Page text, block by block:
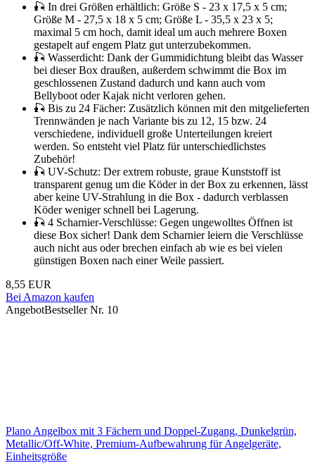
🎣 In drei Größen erhältlich: Größe S - 23 x 17,5 x 5 cm;
Größe M - 27,5 x 18 x 5 cm; Größe L - 35,5 x 23 x 5;
maximal 5 cm hoch, damit ideal um auch mehrere Boxen
gestapelt auf engem Platz gut unterzubekommen.
🎣 Wasserdicht: Dank der Gummidichtung bleibt das Wasser
bei dieser Box draußen, außerdem schwimmt die Box im
geschlossenen Zustand dadurch und kann auch vom
Bellyboot oder Kajak nicht verloren gehen.
🎣 Bis zu 24 Fächer: Zusätzlich können mit den mitgelieferten
Trennwänden je nach Variante bis zu 12, 15 bzw. 24
verschiedene, individuell große Unterteilungen kreiert
werden. So entsteht viel Platz für unterschiedlichstes
Zubehör!
🎣 UV-Schutz: Der extrem robuste, graue Kunststoff ist
transparent genug um die Köder in der Box zu erkennen, lässt
aber keine UV-Strahlung in die Box - dadurch verblassen
Köder weniger schnell bei Lagerung.
🎣 4 Scharnier-Verschlüsse: Gegen ungewolltes Öffnen ist
diese Box sicher! Dank dem Scharnier leiern die Verschlüsse
auch nicht aus oder brechen einfach ab wie es bei vielen
günstigen Boxen nach einer Weile passiert.
8,55 EUR
Bei Amazon kaufen
AngebotBestseller Nr. 10
Plano Angelbox mit 3 Fächern und Doppel-Zugang, Dunkelgrün,
Metallic/Off-White, Premium-Aufbewahrung für Angelgeräte,
Einheitsgröße